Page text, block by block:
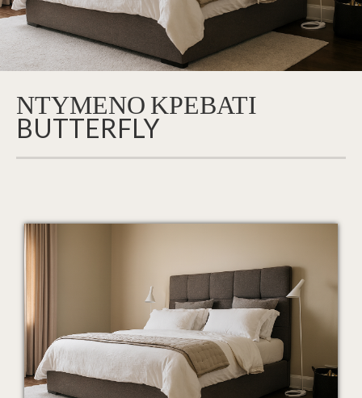
ΝΤΥΜΕΝΟ ΚΡΕΒΑΤΙ
BUTTERFLY